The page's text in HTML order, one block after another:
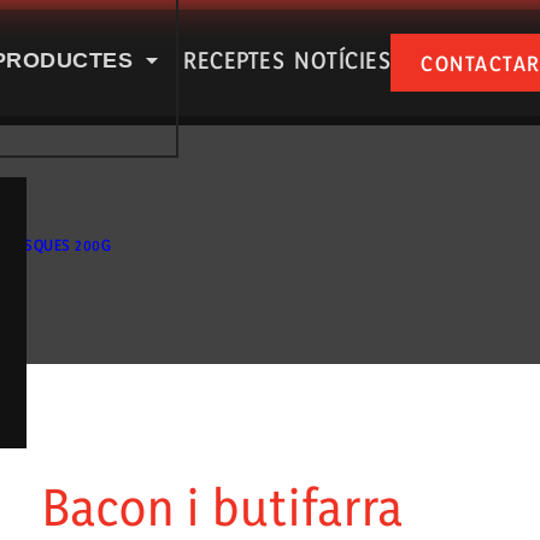
Productes
RECEPTES NOTÍCIES CONTACTAR
A LES NOSTRES XARXES SOCIALS
LLESQUES 200G
Bacon i butifarra